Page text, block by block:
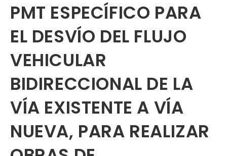
PMT ESPECÍFICO PARA
EL DESVÍO DEL FLUJO
VEHICULAR
BIDIRECCIONAL DE LA
VÍA EXISTENTE A VÍA
NUEVA, PARA REALIZAR